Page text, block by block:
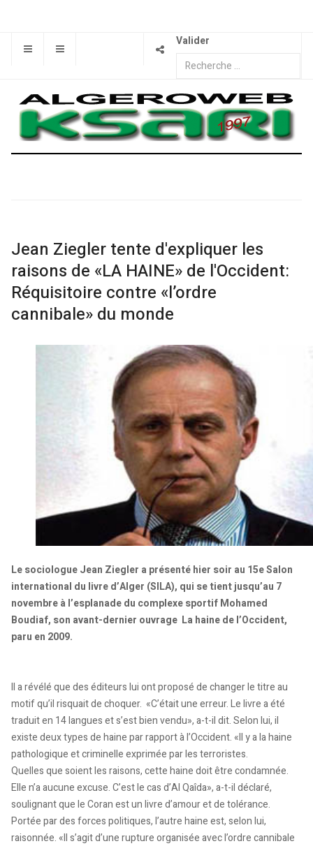
Valider
Jean Ziegler tente d'expliquer les
raisons de «LA HAINE» de l'Occident:
Réquisitoire contre «l’ordre
cannibale» du monde
Le sociologue Jean Ziegler a présenté hier soir au 15e Salon
international du livre d’Alger (SILA), qui se tient jusqu’au 7
novembre à l’esplanade du complexe sportif Mohamed
Boudiaf, son avant-dernier ouvrage La haine de l’Occident,
paru en 2009.
Il a révélé que des éditeurs lui ont proposé de changer le titre au
motif qu’il risquait de choquer. «C’était une erreur. Le livre a été
traduit en 14 langues et s’est bien vendu», a-t-il dit. Selon lui, il
existe deux types de haine par rapport à l’Occident. «Il y a la haine
pathologique et criminelle exprimée par les terroristes.
Quelles que soient les raisons, cette haine doit être condamnée.
Elle n’a aucune excuse. C’est le cas d’Al Qaîda», a-t-il déclaré,
soulignant que le Coran est un livre d’amour et de tolérance.
Portée par des forces politiques, l’autre haine est, selon lui,
raisonnée. «Il s’agit d’une rupture organisée avec l’ordre cannibale